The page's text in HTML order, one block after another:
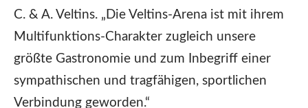
C. & A. Veltins. „Die Veltins-Arena ist mit ihrem
Multifunktions-Charakter zugleich unsere
größte Gastronomie und zum Inbegriff einer
sympathischen und tragfähigen, sportlichen
Verbindung geworden.“